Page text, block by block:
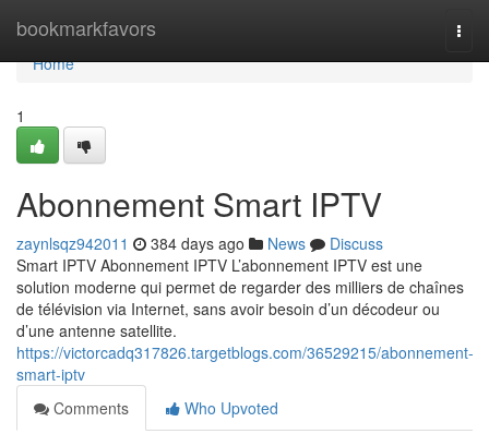
bookmarkfavors
Home
Home
1
Abonnement Smart IPTV
zaynlsqz942011 384 days ago News
Discuss
Smart IPTV Abonnement IPTV L’abonnement IPTV est une
solution moderne qui permet de regarder des milliers de chaînes
de télévision via Internet, sans avoir besoin d’un décodeur ou
d’une antenne satellite.
https://victorcadq317826.targetblogs.com/36529215/abonnement-
smart-iptv
Comments
Who Upvoted